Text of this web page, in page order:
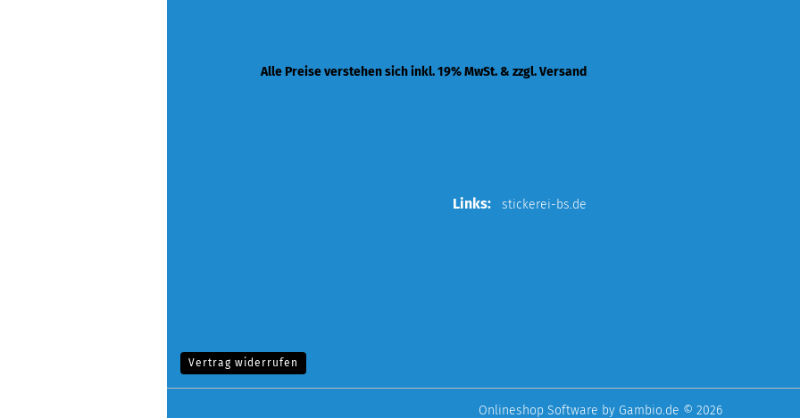
Alle Preise verstehen sich inkl. 19% MwSt. & zzgl. Versand
Links: stickerei-bs.de
Vertrag widerrufen
Onlineshop Software by Gambio.de © 2026